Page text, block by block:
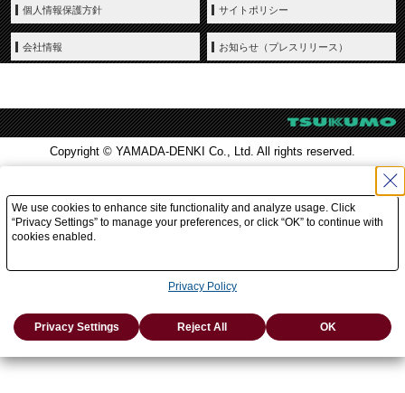
個人情報保護方針 サイトポリシー
会社情報 お知らせ（プレスリリース）
Copyright © YAMADA-DENKI Co., Ltd. All rights reserved.
We use cookies to enhance site functionality and analyze usage. Click
“Privacy Settings” to manage your preferences, or click “OK” to continue with
cookies enabled.
Privacy Policy
Privacy Settings Reject All OK